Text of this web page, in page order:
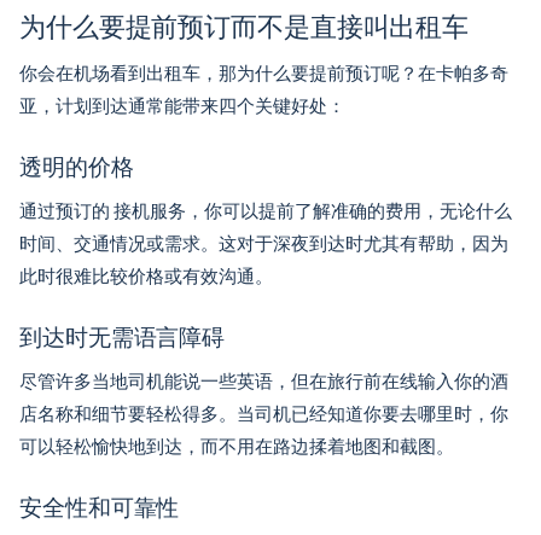
为什么要提前预订而不是直接叫出租车
你会在机场看到出租车，那为什么要提前预订呢？在卡帕多奇
亚，计划到达通常能带来四个关键好处：
透明的价格
通过预订的接机服务 ，你可以提前了解准确的费用，无论什么
时间、交通情况或需求。这对于深夜到达时尤其有帮助，因为
此时很难比较价格或有效沟通。
到达时无需语言障碍
尽管许多当地司机能说一些英语，但在旅行前在线输入你的酒
店名称和细节要轻松得多。当司机已经知道你要去哪里时，你
可以轻松愉快地到达，而不用在路边揉着地图和截图。
安全性和可靠性